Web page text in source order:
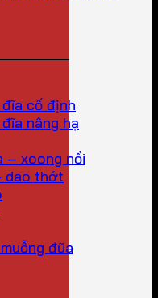
cố định
nâng hạ
– xoong nồi
dao thớt
đũa